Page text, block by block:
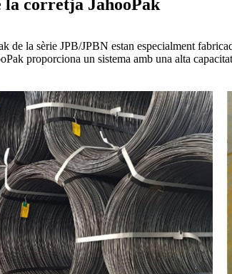
la corretja JahooPak
de la sèrie JPB/JPBN estan especialment
proporciona un sistema amb una alta